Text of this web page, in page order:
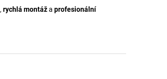
, rychlá montáža profesionální